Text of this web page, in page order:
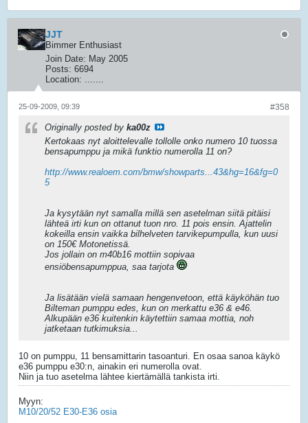
JJT
Bimmer Enthusiast
Join Date: May 2005
Posts: 6694
Location: .......
#358
25-09-2009, 09:39
Originally posted by ka00z
Kertokaas nyt aloittelevalle tollolle onko numero 10 tuossa
bensapumppu ja mikä funktio numerolla 11 on?
http://www.realoem.com/bmw/showparts...43&hg=16&fg=0
5
Ja kysytään nyt samalla millä sen asetelman siitä pitäisi
lähteä irti kun on ottanut tuon nro. 11 pois ensin. Ajattelin
kokeilla ensin vaikka bilhelveten tarvikepumpulla, kun uusi
on 150€ Motonetissä.
Jos jollain on m40b16 mottiin sopivaa
ensiöbensapumppua, saa tarjota
Ja lisätään vielä samaan hengenvetoon, että käyköhän tuo
Bilteman pumppu edes, kun on merkattu e36 & e46.
Alkupään e36 kuitenkin käytettiin samaa mottia, noh
jatketaan tutkimuksia...
10 on pumppu, 11 bensamittarin tasoanturi. En osaa sanoa käykö
e36 pumppu e30:n, ainakin eri numerolla ovat.
Niin ja tuo asetelma lähtee kiertämällä tankista irti.
Myyn:
M10/20/52 E30-E36 osia